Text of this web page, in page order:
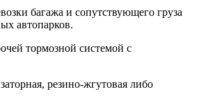
багажа и сопутствующего груза
автопарков.
тормозной системой с
резино-жгутовая либо